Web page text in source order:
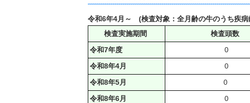
令和6年4月～ (検査対象：全月齢の牛のうち疾
検査実施期間
検査
令和7年度
0
令和8年4月
0
令和8年5月
0
令和8年6月
0